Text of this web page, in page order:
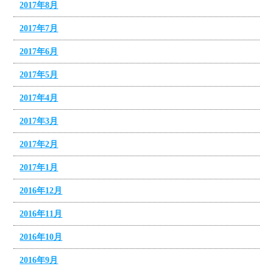
2017年8月
2017年7月
2017年6月
2017年5月
2017年4月
2017年3月
2017年2月
2017年1月
2016年12月
2016年11月
2016年10月
2016年9月